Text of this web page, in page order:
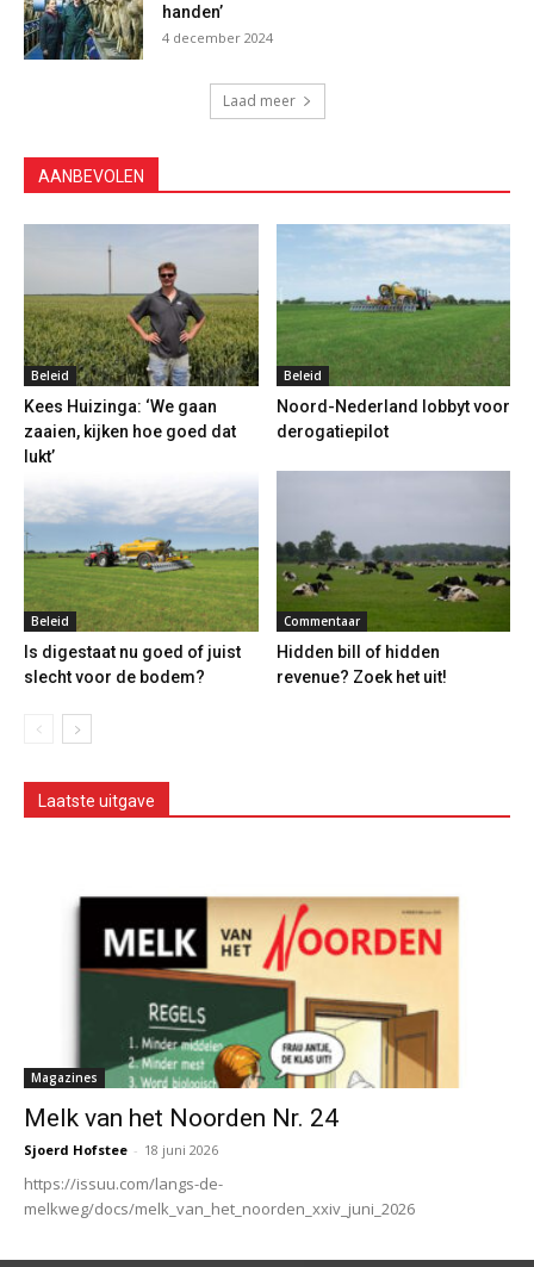
handen’
4 december 2024
Laad meer
AANBEVOLEN
Beleid
Kees Huizinga: ‘We gaan
zaaien, kijken hoe goed dat
lukt’
Beleid
Noord-Nederland lobbyt voor
derogatiepilot
Beleid
Is digestaat nu goed of juist
slecht voor de bodem?
Commentaar
Hidden bill of hidden
revenue? Zoek het uit!
Laatste uitgave
Magazines
Melk van het Noorden Nr. 24
Sjoerd Hofstee - 18 juni 2026
https://issuu.com/langs-de-
melkweg/docs/melk_van_het_noorden_xxiv_juni_2026